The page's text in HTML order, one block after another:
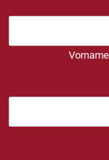
Vorname